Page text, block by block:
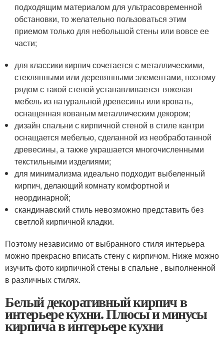
подходящим материалом для ультрасовременной
обстановки, то желательно пользоваться этим
приемом только для небольшой стены или вовсе ее
части;
для классики кирпич сочетается с металлическими,
стеклянными или деревянными элементами, поэтому
рядом с такой стеной устанавливается тяжелая
мебель из натуральной древесины или кровать,
оснащенная кованым металлическим декором;
дизайн спальни с кирпичной стеной в стиле кантри
оснащается мебелью, сделанной из необработанной
древесины, а также украшается многочисленными
текстильными изделиями;
для минимализма идеально подходит выбеленный
кирпич, делающий комнату комфортной и
неординарной;
скандинавский стиль невозможно представить без
светлой кирпичной кладки.
Поэтому независимо от выбранного стиля интерьера
можно прекрасно вписать стену с кирпичом. Ниже можно
изучить фото кирпичной стены в спальне , выполненной
в различных стилях.
Белый декоративный кирпич в
интерьере кухни. Плюсы и минусы
кирпича в интерьере кухни